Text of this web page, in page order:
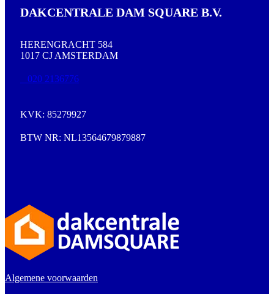
DAKCENTRALE DAM SQUARE B.V.
HERENGRACHT 584
1017 CJ AMSTERDAM
020 2136776
KVK: 85279927
BTW NR: NL13564679879887
Algemene voorwaarden